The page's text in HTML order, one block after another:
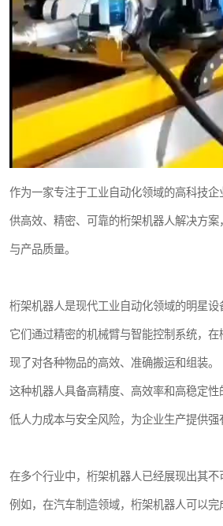
作为一家专注于工业自动化领域的高科技
供高效、精密、可靠的桁架机器人解决方
与产品质量。
桁架机器人是现代工业自动化领域的明星设
它们通过精密的机械臂与智能控制系统，
现了对各种物品的高效、准确搬运和组装。
这种机器人具备高精度、高效率和高稳定
低人力成本与安全风险，为企业生产提供强
在多个行业中，桁架机器人已经展现出其不
例如，在汽车制造领域，桁架机器人可以